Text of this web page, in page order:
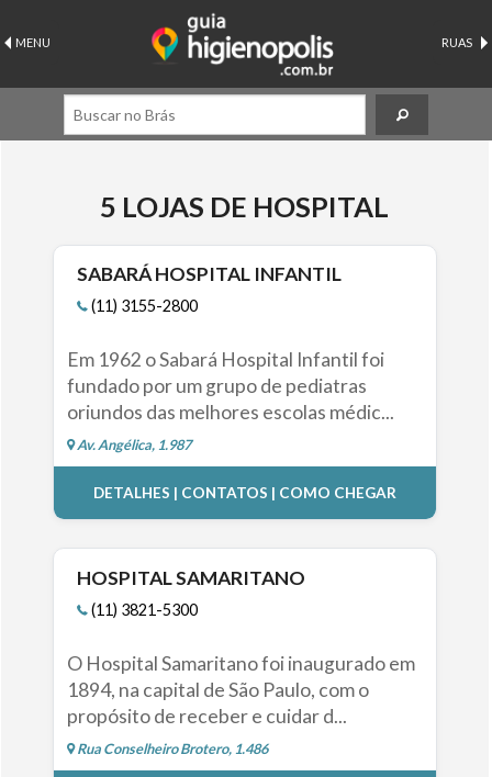
RUAS
MENU
5 LOJAS DE HOSPITAL
SABARÁ HOSPITAL INFANTIL
(11) 3155-2800
Em 1962 o Sabará Hospital Infantil foi
fundado por um grupo de pediatras
oriundos das melhores escolas médic...
Av. Angélica, 1.987
DETALHES | CONTATOS | COMO CHEGAR
HOSPITAL SAMARITANO
(11) 3821-5300
O Hospital Samaritano foi inaugurado em
1894, na capital de São Paulo, com o
propósito de receber e cuidar d...
Rua Conselheiro Brotero, 1.486